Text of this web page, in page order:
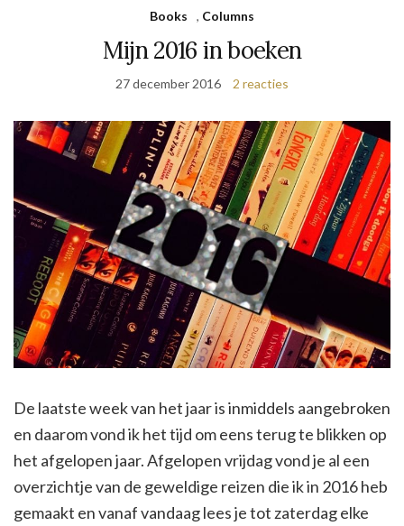
Books , Columns
Mijn 2016 in boeken
27 december 2016 2 reacties
De laatste week van het jaar is inmiddels aangebroken
en daarom vond ik het tijd om eens terug te blikken op
het afgelopen jaar. Afgelopen vrijdag vond je al een
overzichtje van de geweldige reizen die ik in 2016 heb
gemaakt en vanaf vandaag lees je tot zaterdag elke